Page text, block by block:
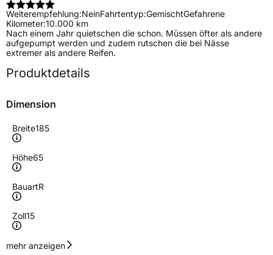
Weiterempfehlung:NeinFahrtentyp:GemischtGefahrene
Kilometer:10.000 km
Nach einem Jahr quietschen die schon. Müssen öfter als andere
aufgepumpt werden und zudem rutschen die bei Nässe
extremer als andere Reifen.
Produktdetails
Dimension
Breite185
Höhe65
BauartR
Zoll15
Geschwindigkeitsindex
mehr anzeigen